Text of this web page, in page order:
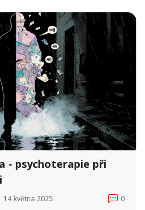
- psychoterapie při
14 května 2025 0